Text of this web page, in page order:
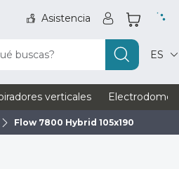
Asistencia
buscas? ES
verticales
Flow 7800 Hybrid 105x190